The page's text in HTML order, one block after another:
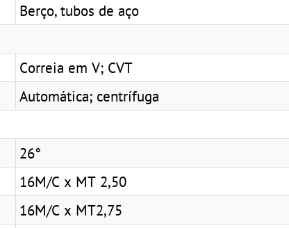
Berço, tubos de aço
Correia em V; CVT
Automática; centrífuga
26°
16M/C x MT 2,50
16M/C x MT2,75